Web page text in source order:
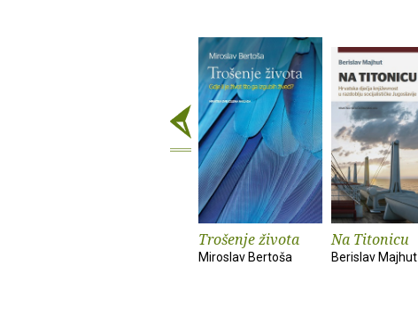
Trošenje života
Miroslav Bertoša
Na Titonicu
Berislav Majhut